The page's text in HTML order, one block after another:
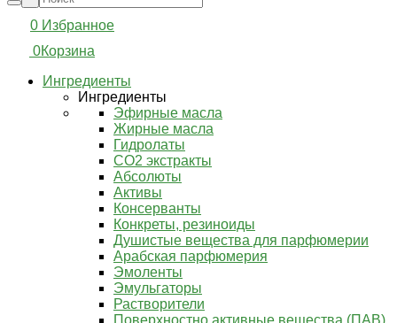
0 Избранное
0Корзина
Ингредиенты
Ингредиенты
Эфирные масла
Жирные масла
Гидролаты
СО2 экстракты
Абсолюты
Активы
Консерванты
Конкреты, резиноиды
Душистые вещества для парфюмерии
Арабская парфюмерия
Эмоленты
Эмульгаторы
Растворители
Поверхностно активные вещества (ПАВ)